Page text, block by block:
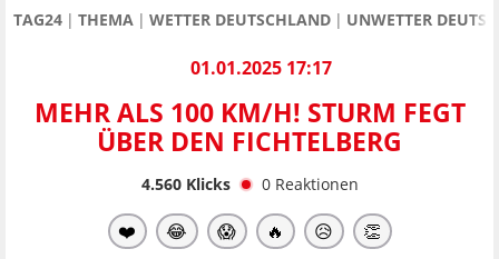
TAG24 THEMA WETTER DEUTSCHLAND UNWETTER
01.01.2025 17:17
MEHR ALS 100 KM/H! STURM FEGT
ÜBER DEN FICHTELBERG
4.560Klicks 0 Reaktionen
❤️ 😂 😱 🔥 😥 👏